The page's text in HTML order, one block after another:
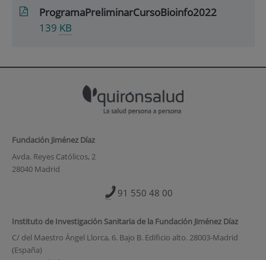
ProgramaPreliminarCursoBioinfo2022
139 KB
Fundación Jiménez Díaz
Avda. Reyes Católicos, 2
28040 Madrid
91 550 48 00
Instituto de Investigación Sanitaria de la Fundación Jiménez Díaz
C/ del Maestro Ángel Llorca, 6. Bajo B. Edificio alto. 28003-Madrid
(España)